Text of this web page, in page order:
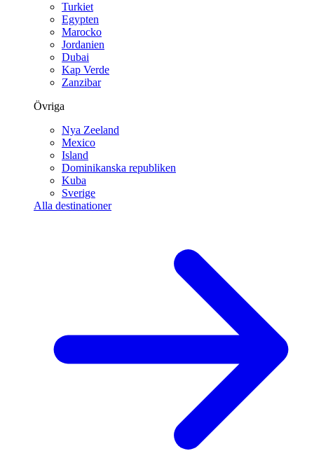
Turkiet
Egypten
Marocko
Jordanien
Dubai
Kap Verde
Zanzibar
Övriga
Nya Zeeland
Mexico
Island
Dominikanska republiken
Kuba
Sverige
Alla destinationer